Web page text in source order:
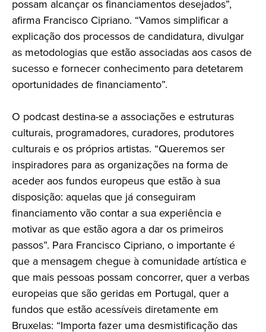
possam alcançar os financiamentos desejados”,
afirma Francisco Cipriano. “Vamos simplificar a
explicação dos processos de candidatura, divulgar
as metodologias que estão associadas aos casos de
sucesso e fornecer conhecimento para detetarem
oportunidades de financiamento”.
O podcast destina-se a associações e estruturas
culturais, programadores, curadores, produtores
culturais e os próprios artistas. “Queremos ser
inspiradores para as organizações na forma de
aceder aos fundos europeus que estão à sua
disposição: aquelas que já conseguiram
financiamento vão contar a sua experiência e
motivar as que estão agora a dar os primeiros
passos”. Para Francisco Cipriano, o importante é
que a mensagem chegue à comunidade artística e
que mais pessoas possam concorrer, quer a verbas
europeias que são geridas em Portugal, quer a
fundos que estão acessíveis diretamente em
Bruxelas: “Importa fazer uma desmistificação das